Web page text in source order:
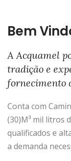
Bem
A Acquamel
tradição e
fornecimento
Conta com
(30)M³ mil litros
qualificados e
a demanda